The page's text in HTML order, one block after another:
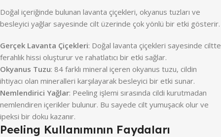
Doğal içeriğinde bulunan lavanta çiçekleri, okyanus tuzları ve
besleyici yağlar sayesinde cilt üzerinde çok yönlü bir etki gösterir.
Gerçek Lavanta Çiçekleri: Doğal lavanta çiçekleri sayesinde ciltte
ferahlık hissi oluşturur ve rahatlatıcı bir etki sağlar.
Okyanus Tuzu: 84 farklı mineral içeren okyanus tuzu, cildin
ihtiyacı olan mineralleri karşılayarak besleyici bir etki sunar.
Nemlendirici Yağlar: Peeling işlemi sırasında cildi kurutmadan
nemlendiren içerikler bulunur. Bu sayede cilt yumuşacık olur ve
ipeksi bir doku kazanır.
Peeling Kullanımının Faydaları